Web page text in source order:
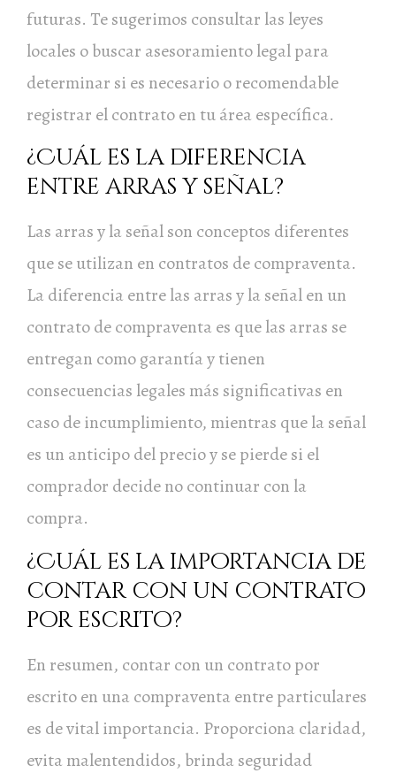
futuras. Te sugerimos consultar las leyes
locales o buscar asesoramiento legal para
determinar si es necesario o recomendable
registrar el contrato en tu área específica.
¿Cuál es la diferencia
entre arras y señal?
Las arras y la señal son conceptos diferentes
que se utilizan en contratos de compraventa.
La diferencia entre las arras y la señal en un
contrato de compraventa es que las arras se
entregan como garantía y tienen
consecuencias legales más significativas en
caso de incumplimiento, mientras que la señal
es un anticipo del precio y se pierde si el
comprador decide no continuar con la
compra.
¿Cuál es la importancia de
contar con un contrato
por escrito?
En resumen, contar con un contrato por
escrito en una compraventa entre particulares
es de vital importancia. Proporciona claridad,
evita malentendidos, brinda seguridad